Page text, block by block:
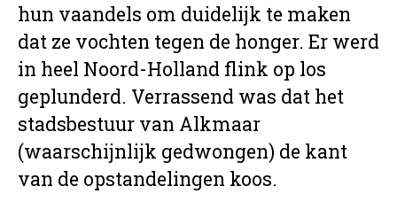
hun vaandels om duidelijk te maken
dat ze vochten tegen de honger. Er werd
in heel Noord-Holland flink op los
geplunderd. Verrassend was dat het
stadsbestuur van Alkmaar
(waarschijnlijk gedwongen) de kant
van de opstandelingen koos.